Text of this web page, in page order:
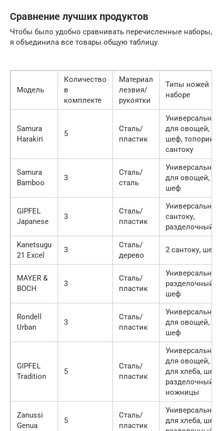
Сравнение лучших продуктов
Чтобы было удобно сравнивать перечисленные наборы,
я объединила все товары общую таблицу.
Модель
Количество
в
комплекте
Материал
лезвия/
рукоятки
Типы ножей в
наборе
Samura
Harakiri
5
Сталь/
пластик
для овощей,
шеф, топорик,
сантоку
Samura
Bamboo
3
Сталь/
сталь
для овощей,
шеф
GIPFEL
Japanese
3
Сталь/
пластик
сантоку,
разделочный
Kanetsugu
21 Excel
3
Сталь/
дерево
2 сантоку, шеф
MAYER &
BOCH
3
Сталь/
пластик
разделочный,
шеф
Rondell
Urban
3
Сталь/
пластик
для овощей,
шеф
GIPFEL
Tradition
5
Сталь/
пластик
для овощей,
для хлеба, шеф,
разделочный,
ножницы
Zanussi
Genua
5
Сталь/
пластик
для хлеба, шеф,